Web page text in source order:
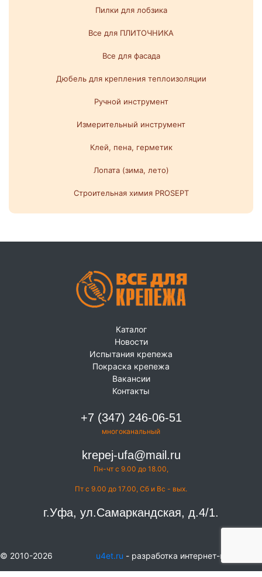
Пилки для лобзика
Все для ПЛИТОЧНИКА
Все для фасада
Дюбель для крепления теплоизоляции
Ручной инструмент
Измерительный инструмент
Клей, пена, герметик
Лопата (зима, лето)
Строительная химия PROSEPT
Каталог
Новости
Испытания крепежа
Покраска крепежа
Вакансии
Контакты
+7 (347) 246-06-51
многоканальный
krepej-ufa@mail.ru
Пн-чт с 9.00 до 18.00,
Пт с 9.00 до 17.00, Сб и Вс - вых.
г.Уфа, ул.Самаркандская, д.4/1.
© 2010-2026 u4et.ru - разработка интернет-магазинов